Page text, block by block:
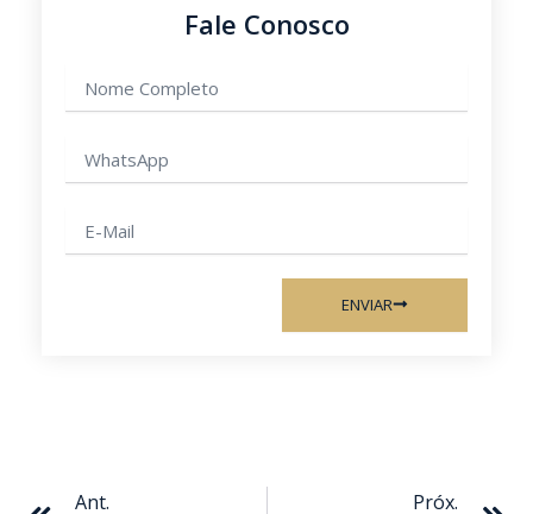
Fale Conosco
completo
mail
ENVIAR
Ant. Próx.